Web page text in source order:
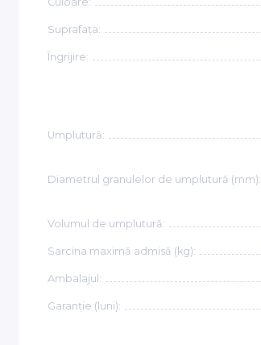
Suprafaţa:
Îngrijire:
Umplutură:
Diametrul granulelor de umplutură (mm):
Volumul de umplutură:
Sarcina maximă admisă (kg):
Ambalajul:
Garanție (luni):